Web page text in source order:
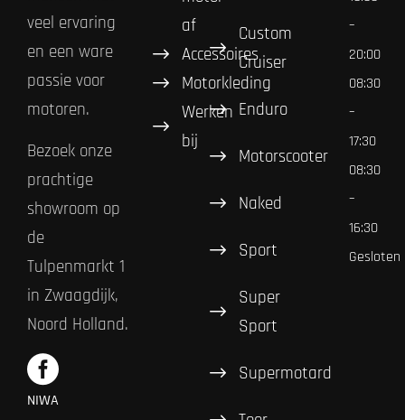
veel ervaring
en een ware
passie voor
motoren.
Bezoek onze
prachtige
showroom op
de
Tulpenmarkt 1
in Zwaagdijk,
Noord Holland.
NIWA
af
Accessoires
Motorkleding
Werken
bij
Custom
Cruiser
Enduro
Motorscooter
Naked
Sport
Super
Sport
Supermotard
–
20:00
08:30
–
17:30
08:30
–
16:30
Gesloten